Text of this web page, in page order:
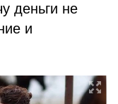
деньги не
и